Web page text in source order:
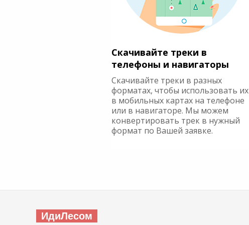
Скачивайте треки в
телефоны и навигаторы
Скачивайте треки в разных
форматах, чтобы использовать их
в мобильных картах на телефоне
или в навигаторе. Мы можем
конвертировать трек в нужный
формат по Вашей заявке.
ИдиЛесом